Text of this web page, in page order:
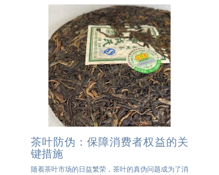
茶叶防伪：保障消费者权益的关
键措施
随着茶叶市场的日益繁荣，茶叶的真伪问题成为了消